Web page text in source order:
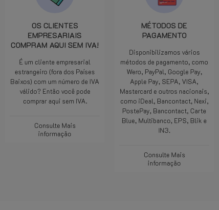
OS CLIENTES
EMPRESARIAIS
COMPRAM AQUI SEM IVA!
É um cliente empresarial
estrangeiro (fora dos Países
Baixos) com um número de IVA
válido? Então você pode
comprar aqui sem IVA.
Consulte Mais
informação
MÉTODOS DE
PAGAMENTO
Disponibilizamos vários
métodos de pagamento, como
Wero, PayPal, Google Pay,
Apple Pay, SEPA, VISA,
Mastercard e outros nacionais,
como iDeal, Bancontact, Nexi,
PostePay, Bancontact, Carte
Blue, Multibanco, EPS, Blik e
IN3.
Consulte Mais
informação